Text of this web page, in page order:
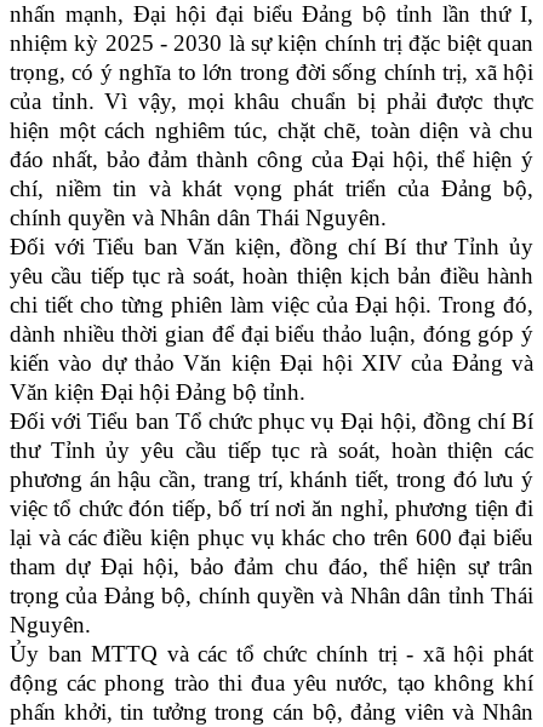
nhấn mạnh, Đại hội đại biểu Đảng bộ tỉnh lần thứ I,
nhiệm kỳ 2025 - 2030 là sự kiện chính trị đặc biệt quan
trọng, có ý nghĩa to lớn trong đời sống chính trị, xã hội
của tỉnh. Vì vậy, mọi khâu chuẩn bị phải được thực
hiện một cách nghiêm túc, chặt chẽ, toàn diện và chu
đáo nhất, bảo đảm thành công của Đại hội, thể hiện ý
chí, niềm tin và khát vọng phát triển của Đảng bộ,
chính quyền và Nhân dân Thái Nguyên.
Đối với Tiểu ban Văn kiện, đồng chí Bí thư Tỉnh ủy
yêu cầu tiếp tục rà soát, hoàn thiện kịch bản điều hành
chi tiết cho từng phiên làm việc của Đại hội. Trong đó,
dành nhiều thời gian để đại biểu thảo luận, đóng góp ý
kiến vào dự thảo Văn kiện Đại hội XIV của Đảng và
Văn kiện Đại hội Đảng bộ tỉnh.
Đối với Tiểu ban Tổ chức phục vụ Đại hội, đồng chí Bí
thư Tỉnh ủy yêu cầu tiếp tục rà soát, hoàn thiện các
phương án hậu cần, trang trí, khánh tiết, trong đó lưu ý
việc tổ chức đón tiếp, bố trí nơi ăn nghỉ, phương tiện đi
lại và các điều kiện phục vụ khác cho trên 600 đại biểu
tham dự Đại hội, bảo đảm chu đáo, thể hiện sự trân
trọng của Đảng bộ, chính quyền và Nhân dân tỉnh Thái
Nguyên.
Ủy ban MTTQ và các tổ chức chính trị - xã hội phát
động các phong trào thi đua yêu nước, tạo không khí
phấn khởi, tin tưởng trong cán bộ, đảng viên và Nhân